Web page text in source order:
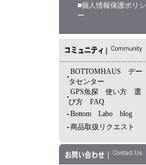
■個人情報保護ポリシ
ー
BOTTOMHAUS デー
タセンター
GPS魚探 使い方 選
び方 FAQ
Bottom Labo blog
商品取扱リクエスト